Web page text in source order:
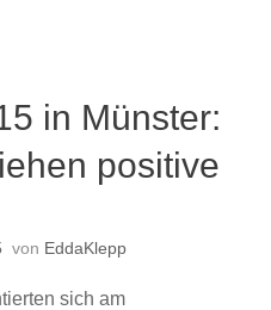
in Münster:
positive
von EddaKlepp
sich am